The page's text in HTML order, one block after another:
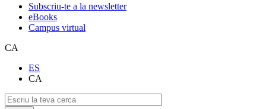
Subscriu-te a la newsletter
eBooks
Campus virtual
CA
ES
CA